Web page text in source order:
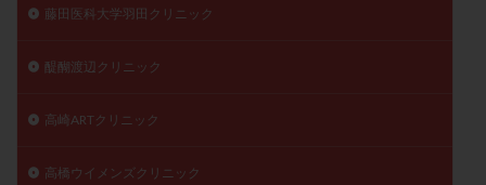
藤田医科大学羽田クリニック
醍醐渡辺クリニック
高崎ARTクリニック
高橋ウイメンズクリニック